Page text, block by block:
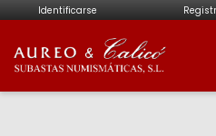
Identificarse
Aureo &